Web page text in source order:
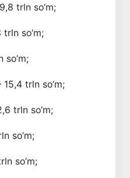
trln so‘m;
so‘m;
trln so‘m;
trln so‘m;
so‘m;
so‘m;